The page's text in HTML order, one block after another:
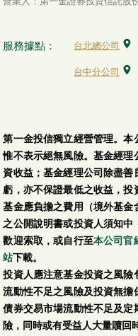
服務據點： 台北總公司
台中分公司
第一金投信獨立經營管理。本
惟不表示絕無風險。基金經理
資收益；基金經理公司除盡善
虧，亦不保證最低之收益，投
基金應負擔之費用（境外基金
之公開說明書或投資人須知中
歡迎索取，或自行至本公司官
站下載。
投資人應注意基金投資之風
流動性不足之風險及投資無擔
債券交易市場流動性不足及定
險，同時或有受益人大量贖回